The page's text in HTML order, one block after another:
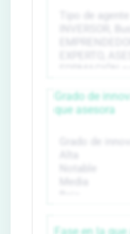
Grado de
que asesora